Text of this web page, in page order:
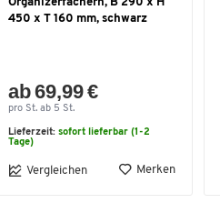
450 x T 160 mm, schwarz
ab 69,99 €
pro St. ab 5 St.
Lieferzeit: sofort lieferbar (1-2
Tage)
Vergleichen Merken